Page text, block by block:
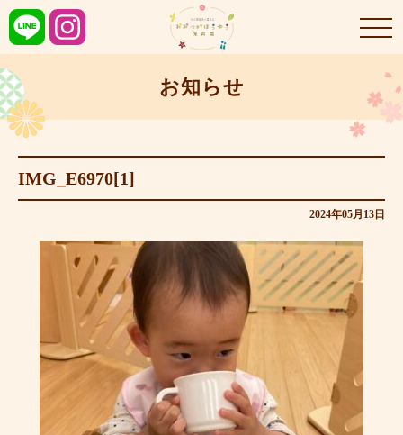
お知らせ
IMG_E6970[1]
2024年05月13日